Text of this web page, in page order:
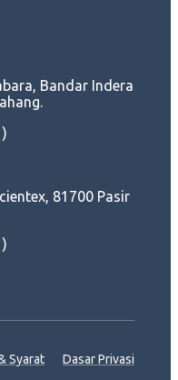
Bandar Indera
81700 Pasir
Syarat Dasar Privasi